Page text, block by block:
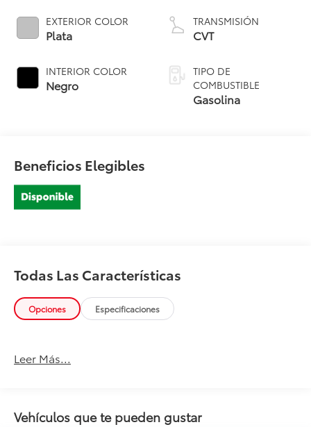
EXTERIOR COLOR
Plata
INTERIOR COLOR
Negro
TRANSMISIÓN
CVT
TIPO DE
COMBUSTIBLE
Gasolina
Beneficios Elegibles
Todas Las Características
Opciones Especificaciones
Leer Más...
Vehículos que te pueden gustar